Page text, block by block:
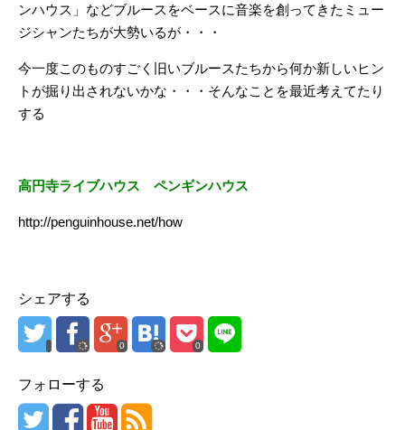
ンハウス」などブルースをベースに音楽を創ってきたミュー
ジシャンたちが大勢いるが・・・
今一度このものすごく旧いブルースたちから何か新しいヒン
トが掘り出されないかな・・・そんなことを最近考えてたり
する
高円寺ライブハウス ペンギンハウス
http://penguinhouse.net/how
シェアする
0 0
フォローする